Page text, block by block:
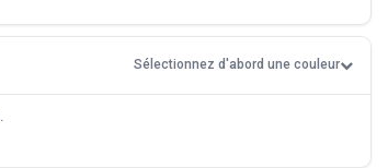
Sélectionnez d'abord une couleur